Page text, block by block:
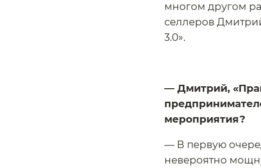
многом другом
селлеров
3.0».
— Дмитрий,
мероприятия?
— В первую
невероятно